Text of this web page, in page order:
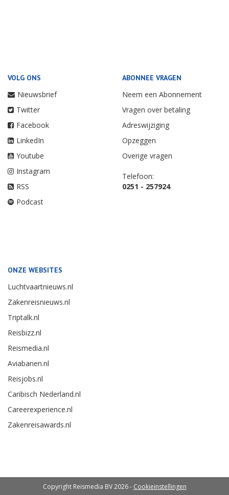
VOLG ONS
Nieuwsbrief
Twitter
Facebook
LinkedIn
Youtube
Instagram
RSS
Podcast
ABONNEE VRAGEN
Neem een Abonnement
Vragen over betaling
Adreswijziging
Opzeggen
Overige vragen
Telefoon:
0251 - 257924
ONZE WEBSITES
Luchtvaartnieuws.nl
Zakenreisnieuws.nl
Triptalk.nl
Reisbizz.nl
Reismedia.nl
Aviabanen.nl
Reisjobs.nl
Caribisch Nederland.nl
Careerexperience.nl
Zakenreisawards.nl
Copyright Reismedia BV 2026 - Cookieinstellingen